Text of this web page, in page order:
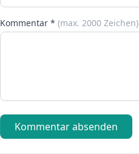
Kommentar * (max. 2000 Zeichen)
Kommentar absenden